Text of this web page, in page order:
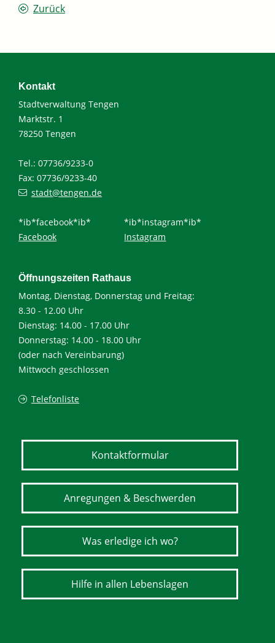
Zurück
Kontakt
Stadtverwaltung Tengen
Marktstr. 1
78250 Tengen
Tel.: 07736/9233-0
Fax: 07736/9233-40
stadt@tengen.de
*ib*facebook*ib*
Facebook
*ib*instagram*ib*
Instagram
Öffnungszeiten Rathaus
Montag, Dienstag, Donnerstag und Freitag:
8.30 - 12.00 Uhr
Dienstag: 14.00 - 17.00 Uhr
Donnerstag: 14.00 - 18.00 Uhr
(oder nach Vereinbarung)
Mittwoch geschlossen
Telefonliste
Kontaktformular
Anregungen & Beschwerden
Was erledige ich wo?
Hilfe in allen Lebenslagen